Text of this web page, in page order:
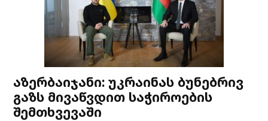
აზერბაიჯანი: უკრაინას ბუნებრივ
გაზს მივაწვდით საჭიროების
შემთხვევაში